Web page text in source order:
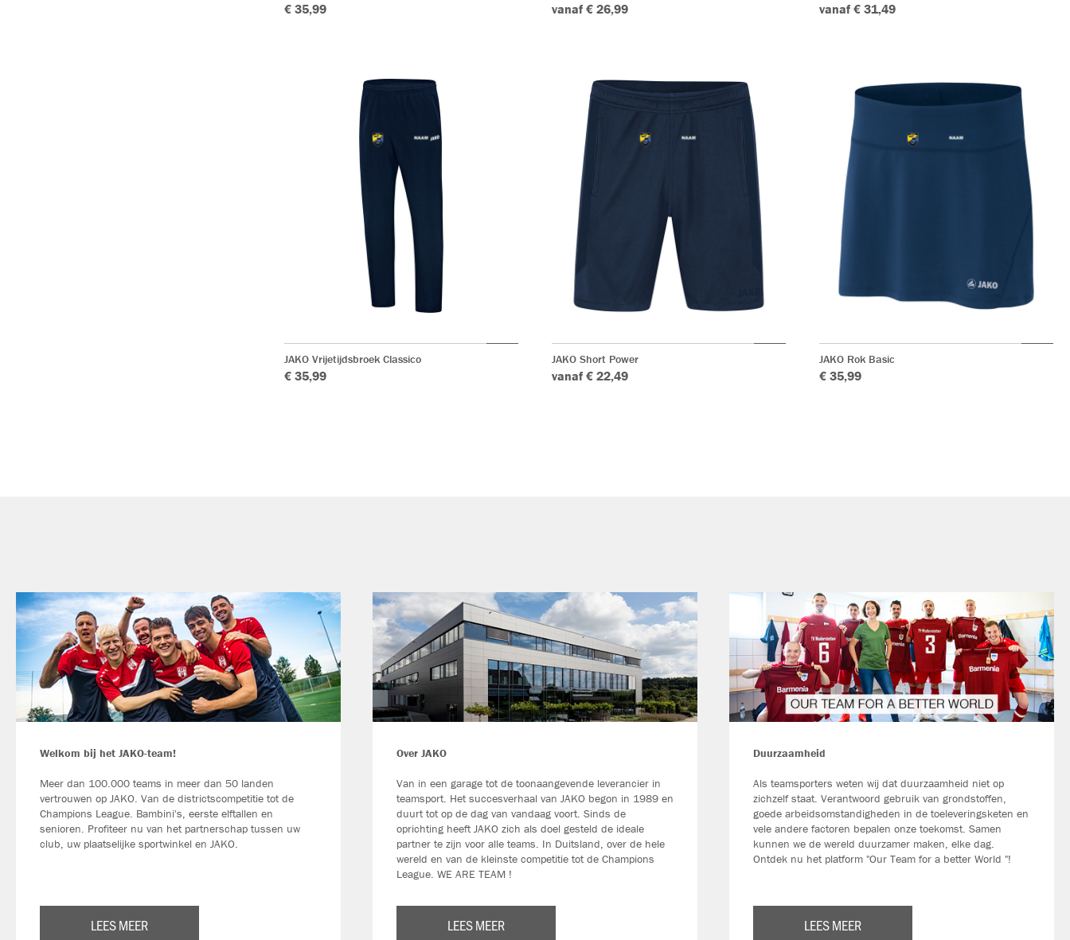
€ 35,99 vanaf € 26,99 vanaf € 31,49
JAKO Vrijetijdsbroek Classico
€ 35,99
JAKO Short Power
vanaf € 22,49
JAKO Rok Basic
€ 35,99
Welkom bij het JAKO-team!
Meer dan 100.000 teams in meer dan 50 landen
vertrouwen op JAKO. Van de districtscompetitie tot de
Champions League. Bambini's, eerste elftallen en
senioren. Profiteer nu van het partnerschap tussen uw
club, uw plaatselijke sportwinkel en JAKO.
LEES MEER
Over JAKO
Van in een garage tot de toonaangevende leverancier in
teamsport. Het succesverhaal van JAKO begon in 1989 en
duurt tot op de dag van vandaag voort. Sinds de
oprichting heeft JAKO zich als doel gesteld de ideale
partner te zijn voor alle teams. In Duitsland, over de hele
wereld en van de kleinste competitie tot de Champions
League. WE ARE TEAM !
LEES MEER
Duurzaamheid
Als teamsporters weten wij dat duurzaamheid niet op
zichzelf staat. Verantwoord gebruik van grondstoffen,
goede arbeidsomstandigheden in de toeleveringsketen en
vele andere factoren bepalen onze toekomst. Samen
kunnen we de wereld duurzamer maken, elke dag.
Ontdek nu het platform "Our Team for a better World "!
LEES MEER